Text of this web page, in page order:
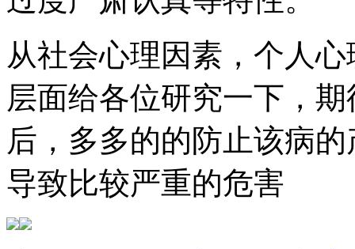
从社会心理因素，个人
层面给各位研究一下，
后，多多的的防止该病
导致比较严重的危害